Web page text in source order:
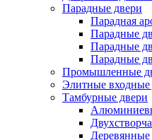
Парадные двери
Парадная
Парадные
Парадные
Парадные
Промышленные
Элитные входные
Тамбурные двери